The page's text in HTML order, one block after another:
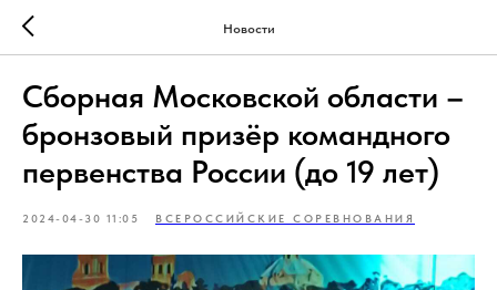
Новости
Сборная Московской области –
бронзовый призёр командного
первенства России (до 19 лет)
2024-04-30 11:05 ВСЕРОССИЙСКИЕ СОРЕВНОВАНИЯ